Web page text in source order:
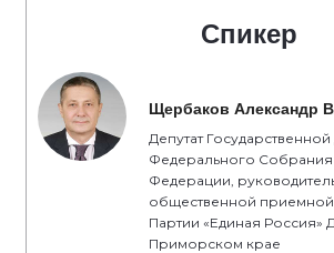
Спикер
Щербаков Александр
Депутат
Федерального
Федерации,
общественной приемной
Партии «Единая Россия»
Приморском крае